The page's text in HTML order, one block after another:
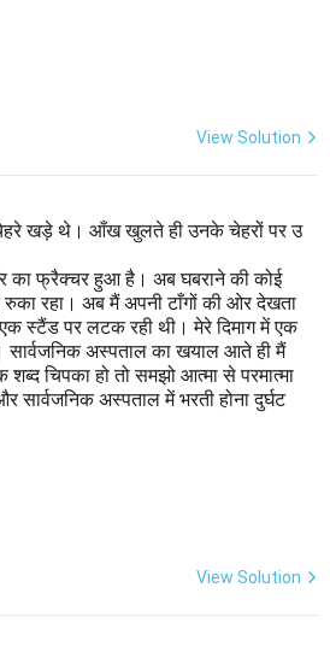
View Solution
चेहरे खड़े थे। आँख खुलते ही उनके चेहरों पर उ
का फ्रैक्चर हुआ है। अब घबराने की कोई
रहा। अब मैं अपनी टाँगों की ओर देखता
स्टैंड पर लटक रही थी। मेरे दिमाग में एक
सार्वजनिक अस्पताल का खयाल आते ही मैं
चिपका हो तो समझो आत्मा से परमात्मा
अस्पताल में भरती होना दुर्घट
View Solution